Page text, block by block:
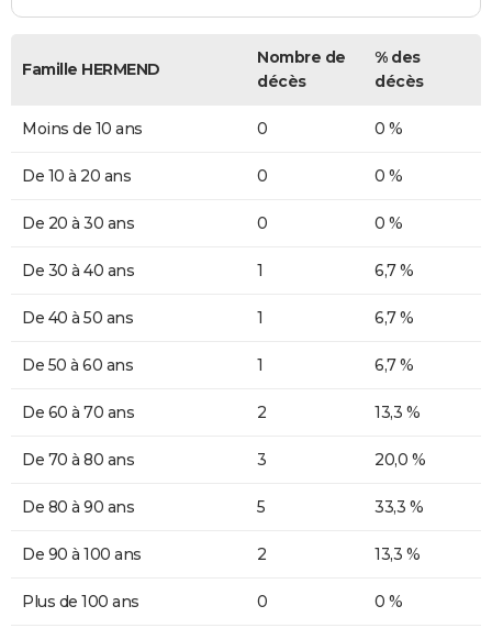
Famille HERMEND
Nombre de
décès
% des
décès
Moins de 10 ans 0 0 %
De 10 à 20 ans 0 0 %
De 20 à 30 ans 0 0 %
De 30 à 40 ans 1 6,7 %
De 40 à 50 ans 1 6,7 %
De 50 à 60 ans 1 6,7 %
De 60 à 70 ans 2 13,3 %
De 70 à 80 ans 3 20,0 %
De 80 à 90 ans 5 33,3 %
De 90 à 100 ans 2 13,3 %
Plus de 100 ans 0 0 %